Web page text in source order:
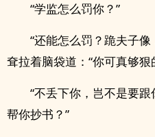
“学监怎么罚你？”
“还能怎么罚？跪夫子
耷拉着脑袋道：“你可真够
“不丢下你，岂不是要
帮你抄书？”